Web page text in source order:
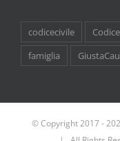
codicecivile
famiglia
© Copyright 2017 -